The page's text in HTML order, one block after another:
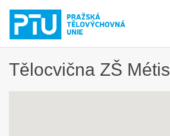
Tělocvična ZŠ Métis